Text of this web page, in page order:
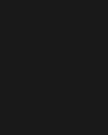
nueva ventana)
ventana)